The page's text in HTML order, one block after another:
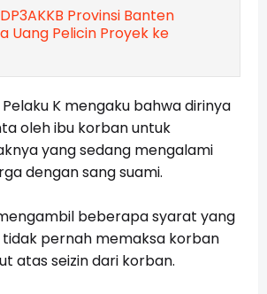
Provinsi Banten
Uang Pelicin Proyek ke
K mengaku bahwa dirinya
oleh ibu korban untuk
yang sedang mengalami
dengan sang suami.
beberapa syarat yang
pernah memaksa korban
atas seizin dari korban.